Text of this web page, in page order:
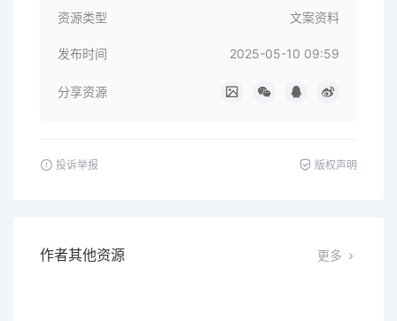
资源类型 文案资料
发布时间 2025-05-10 09:59
分享资源
投诉举报 版权声明
作者其他资源 更多